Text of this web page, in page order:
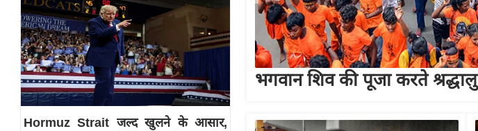
फिटनेस मंत्रा
रिलेशनशिप
राजनीति
विश्लेषण
समसामयिक
मातृभूमि
Hormuz Strait जल्द खुलने के आसार,
भगवान शिव की पूजा करते श्रद्धालु